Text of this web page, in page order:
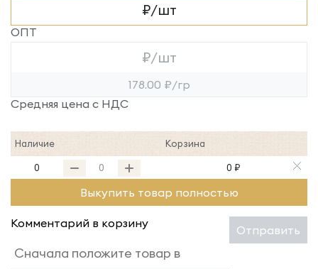
₽/шт
ОПТ
₽/шт
178.00 ₽/гр
Средняя цена с НДС
Наличие Корзина
0 0 ₽
Выкупить товар полностью
Комментарий в корзину Отправить